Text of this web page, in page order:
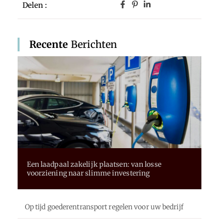
Delen :
Recente Berichten
Een laadpaal zakelijk plaatsen: van losse
voorziening naar slimme investering
Op tijd goederentransport regelen voor uw bedrijf